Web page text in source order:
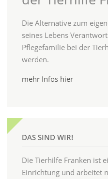
Die Alternative zum
seines Lebens
Pflegefamilie bei der
werden.
mehr Infos hier
DAS SIND WIR!
Die Tierhilfe Franken ist
Einrichtung und arbeitet